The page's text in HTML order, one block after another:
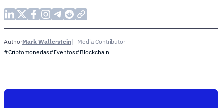
AuthorMark Wallerstein
Media Contributor
#Criptomonedas#Eventos#Blockchain